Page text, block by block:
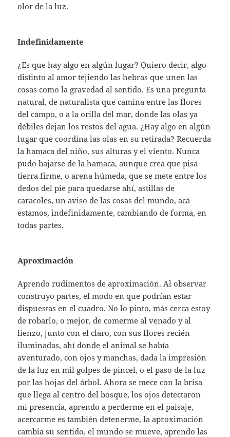
olor de la luz.
Indefinidamente
¿Es que hay algo en algún lugar? Quiero decir, algo
distinto al amor tejiendo las hebras que unen las
cosas como la gravedad al sentido. Es una pregunta
natural, de naturalista que camina entre las flores
del campo, o a la orilla del mar, donde las olas ya
débiles dejan los restos del agua. ¿Hay algo en algún
lugar que coordina las olas en su retirada? Recuerda
la hamaca del niño, sus alturas y el viento. Nunca
pudo bajarse de la hamaca, aunque crea que pisa
tierra firme, o arena húmeda, que se mete entre los
dedos del pie para quedarse ahí, astillas de
caracoles, un aviso de las cosas del mundo, acá
estamos, indefinidamente, cambiando de forma, en
todas partes.
Aproximación
Aprendo rudimentos de aproximación. Al observar
construyo partes, el modo en que podrían estar
dispuestas en el cuadro. No lo pinto, más cerca estoy
de robarlo, o mejor, de comerme al venado y al
lienzo, junto con el claro, con sus flores recién
iluminadas, ahí donde el animal se había
aventurado, con ojos y manchas, dada la impresión
de la luz en mil golpes de pincel, o el paso de la luz
por las hojas del árbol. Ahora se mece con la brisa
que llega al centro del bosque, los ojos detectaron
mi presencia, aprendo a perderme en el paisaje,
acercarme es también detenerme, la aproximación
cambia su sentido, el mundo se mueve, aprendo las